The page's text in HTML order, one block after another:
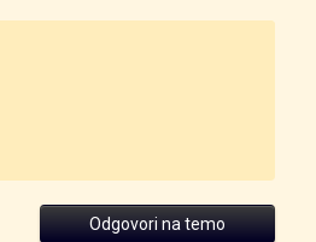
Odgovori na temo